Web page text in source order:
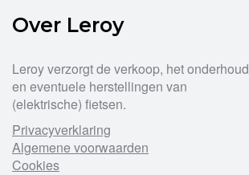
Over Leroy
Leroy verzorgt de verkoop, het onderhoud
en eventuele herstellingen van
(elektrische) fietsen.
Privacyverklaring
Algemene voorwaarden
Cookies